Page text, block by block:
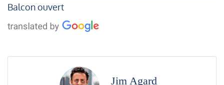
Balcon ouvert
Jim Agard